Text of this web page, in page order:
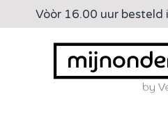
Doorgaan
naar
Vòòr 16.00 uur